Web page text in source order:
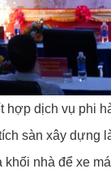
dịch vụ phi
sàn xây dựng
nhà để xe